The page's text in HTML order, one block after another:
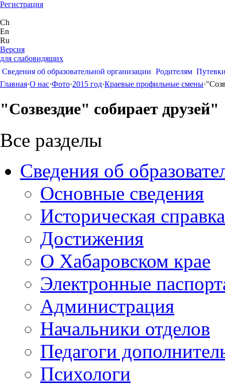
Регистрация
Ch
En
Ru
Версия
для слабовидящих
Сведения об образовательной организации Родителям
Главная·О нас·Фото·2015 год·Краевые профильные смены·
"Созвездие" собирает друзей"
Все разделы
Сведения об
Основные сведения
Историческая справка
Достижения
О Хабаровском крае
Электронные
Администрация
Начальники отделов
Педагоги
Психологи